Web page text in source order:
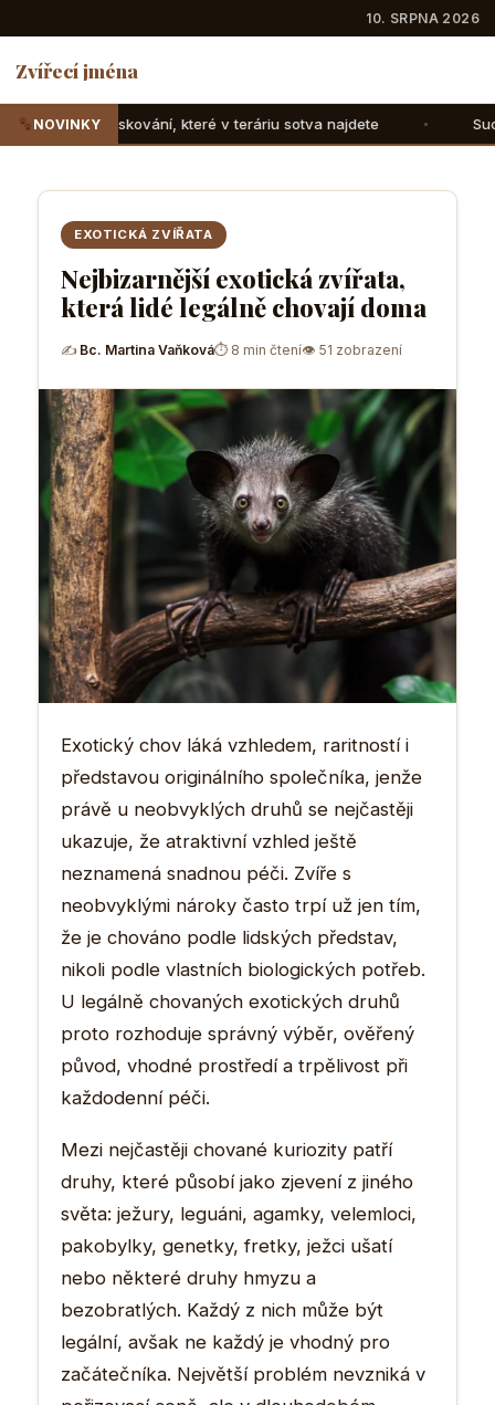
10. SRPNA 2026
Zvířecí jména
NOVINKY
v teráriu sotva najdete Suchozemské želvy: Jak jim
EXOTICKÁ ZVÍŘATA
Nejbizarnější exotická zvířata,
která lidé legálně chovají doma
✍ Bc. Martina Vaňková⏱ 8 min čtení👁 51 zobrazení
Exotický chov láká vzhledem, raritností i
představou originálního společníka, jenže
právě u neobvyklých druhů se nejčastěji
ukazuje, že atraktivní vzhled ještě
neznamená snadnou péči. Zvíře s
neobvyklými nároky často trpí už jen tím,
že je chováno podle lidských představ,
nikoli podle vlastních biologických potřeb.
U legálně chovaných exotických druhů
proto rozhoduje správný výběr, ověřený
původ, vhodné prostředí a trpělivost při
každodenní péči.
Mezi nejčastěji chované kuriozity patří
druhy, které působí jako zjevení z jiného
světa: ježury, leguáni, agamky, velemloci,
pakobylky, genetky, fretky, ježci ušatí
nebo některé druhy hmyzu a
bezobratlých. Každý z nich může být
legální, avšak ne každý je vhodný pro
začátečníka. Největší problém nevzniká v